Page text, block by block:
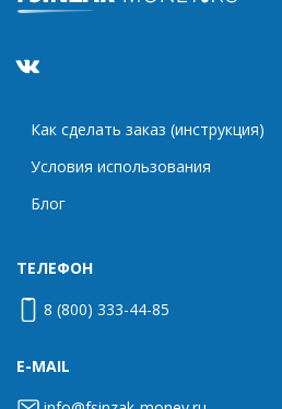
Как сделать заказ (инструкция)
Условия использования
Блог
ТЕЛЕФОН
8 (800) 333-44-85
E-MAIL